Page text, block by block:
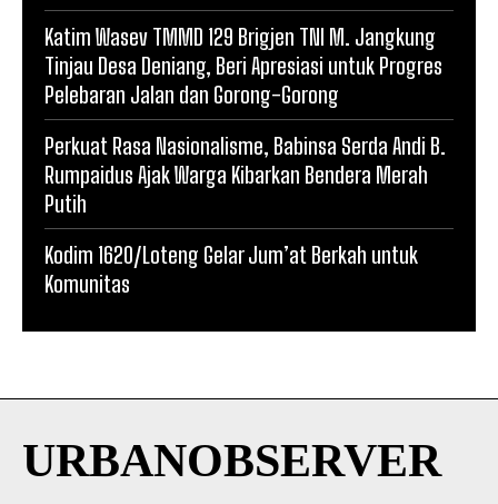
Katim Wasev TMMD 129 Brigjen TNI M. Jangkung
Tinjau Desa Deniang, Beri Apresiasi untuk Progres
Pelebaran Jalan dan Gorong-Gorong
Perkuat Rasa Nasionalisme, Babinsa Serda Andi B.
Rumpaidus Ajak Warga Kibarkan Bendera Merah
Putih
Kodim 1620/Loteng Gelar Jum’at Berkah untuk
Komunitas
URBANOBSERVER